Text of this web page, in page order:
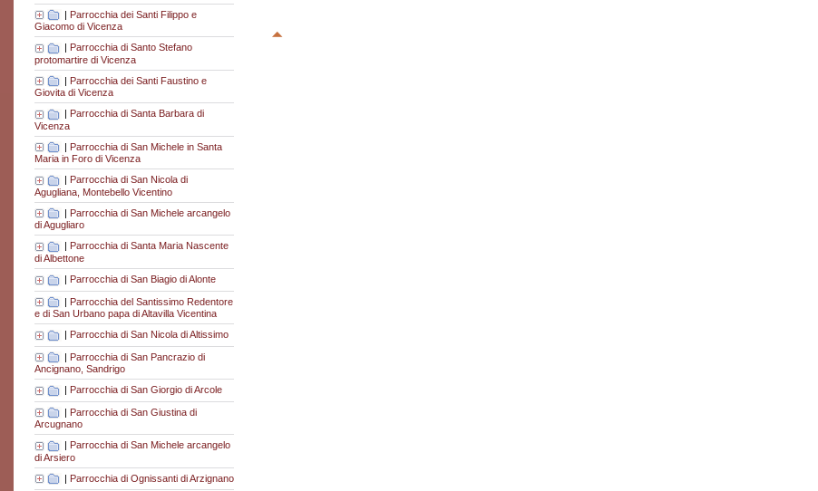
| Parrocchia dei Santi Filippo e
Giacomo di Vicenza
| Parrocchia di Santo Stefano
protomartire di Vicenza
| Parrocchia dei Santi Faustino e
Giovita di Vicenza
Parrocchia di Santa Barbara di
Vicenza
| Parrocchia di San Michele in Santa
Maria in Foro di Vicenza
Parrocchia di San Nicola di
Agugliana, Montebello Vicentino
| Parrocchia di San Michele arcangelo
di Agugliaro
Parrocchia di Santa Maria Nascente
di Albettone
| Parrocchia di San Biagio di Alonte
| Parrocchia del Santissimo Redentore
e di San Urbano papa di Altavilla Vicentina
| Parrocchia di San Nicola di Altissimo
| Parrocchia di San Pancrazio di
Ancignano, Sandrigo
| Parrocchia di San Giorgio di Arcole
| Parrocchia di San Giustina di
Arcugnano
Parrocchia di San Michele arcangelo
di Arsiero
| Parrocchia di Ognissanti di Arzignano